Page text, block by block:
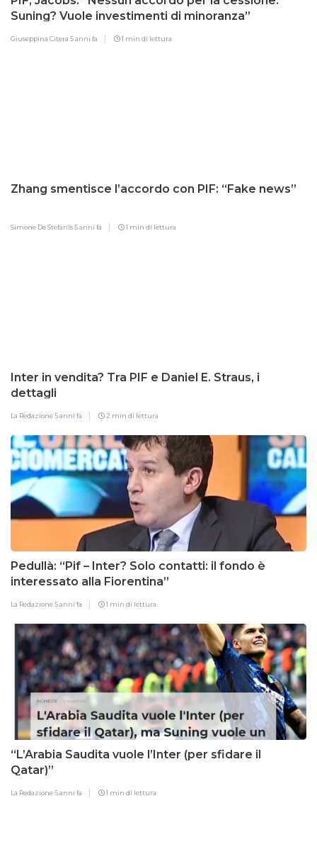
Suning? Vuole investimenti di minoranza”
Giuseppina Citera 5 anni fa 1 min di lettura
Zhang smentisce l’accordo con PIF: “Fake news”
Simone De Stefanis5 anni fa 1 min di lettura
Inter in vendita? Tra PIF e Daniel E. Straus, i
dettagli
La Redazione5 anni fa 2 min di lettura
Pedullà: “Pif – Inter? Solo contatti: il fondo è
interessato alla Fiorentina”
La Redazione5 anni fa 1 min di lettura
“L’Arabia Saudita vuole l’Inter (per sfidare il
Qatar)”
La Redazione5 anni fa 1 min di lettura